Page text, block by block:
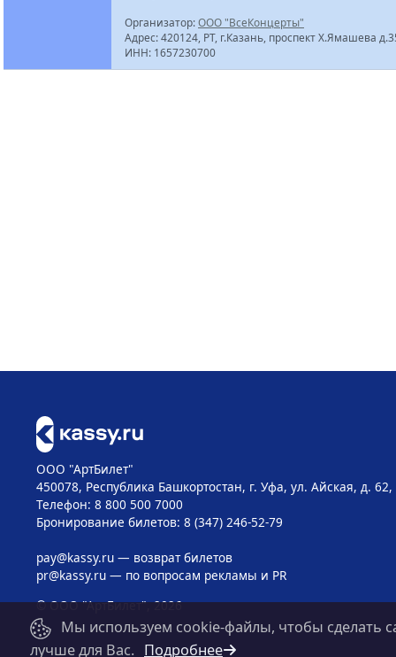
Организатор:ООО "ВсеКонцерты"
Адрес: 420124, РТ, г.Казань, проспект Х.Ямашева
ИНН: 1657230700
ООО "АртБилет"
450078, Республика Башкортостан, г. Уфа, ул. Айская, д. 62,
Телефон: 8 800 500 7000
Бронирование билетов: 8 (347) 246-52-79
pay@kassy.ru— возврат билетов
pr@kassy.ru— по вопросам рекламы и PR
© ООО "АртБилет", 2026
Мы используем cookie-файлы, чтобы сделать
лучше для Вас. Подробнее